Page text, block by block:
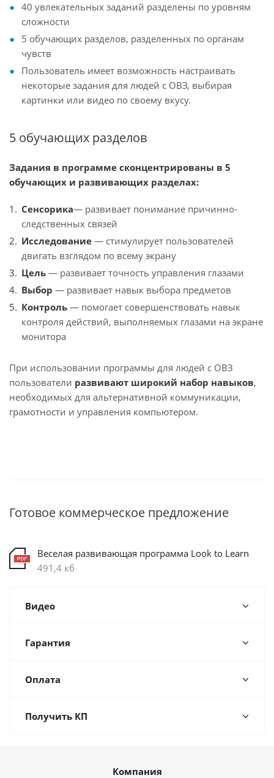
40 увлекательных заданий разделены по уровням
сложности
5 обучающих разделов, разделенных по органам
чувств
Пользователь имеет возможность настраивать
некоторые задания для людей с ОВЗ, выбирая
картинки или видео по своему вкусу.
5 обучающих разделов
Задания в программе сконцентрированы в 5
обучающих и развивающих разделах:
Сенсорика— развивает понимание причинно-
следственных связей
Исследование — стимулирует пользователей
двигать взглядом по всему экрану
Цель — развивает точность управления глазами
Выбор — развивает навык выбора предметов
Контроль — помогает совершенствовать навык
контроля действий, выполняемых глазами на экране
монитора
При использовании программы для людей с ОВЗ
пользователи развивают широкий набор навыков,
необходимых для альтернативной коммуникации,
грамотности и управления компьютером.
Готовое коммерческое предложение
Веселая развивающая программа Look to Learn
491,4 кб
Видео
Гарантия
Оплата
Получить КП
Компания